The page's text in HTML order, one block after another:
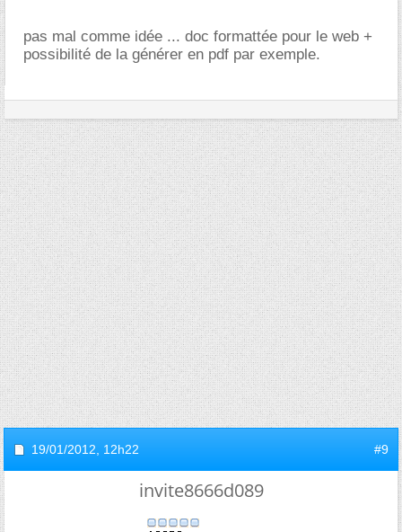
pas mal comme idée ... doc formattée pour le web +
possibilité de la générer en pdf par exemple.
19/01/2012, 12h22 #9
invite8666d089